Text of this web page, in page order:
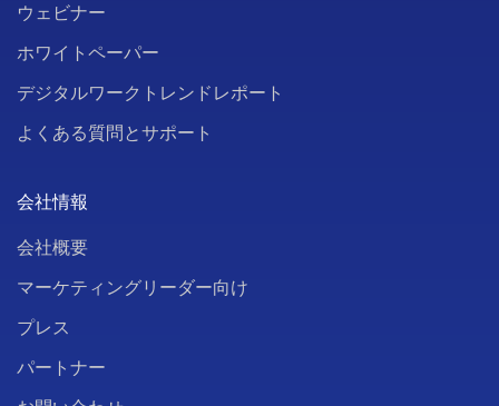
ウェビナー
ホワイトペーパー
デジタルワークトレンドレポート
よくある質問とサポート
会社情報
会社概要
マーケティングリーダー向け
プレス
パートナー